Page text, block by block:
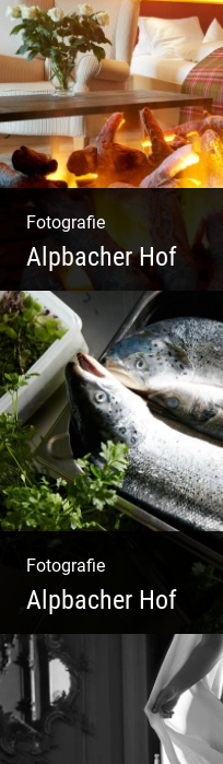
Fotografie
Alpbacher Hof
Liebevolles Design
Luxuriöser Spa |
Fotografie
Alpbacher Hof
Vorzügliche Weine |
Kulinarik | Genuss